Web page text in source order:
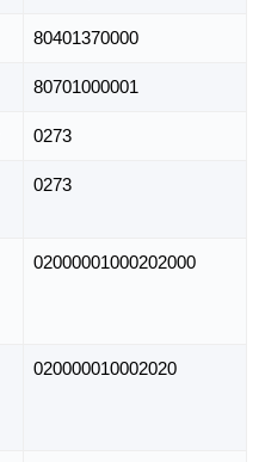
80401370000
80701000001
0273
0273
02000001000202000
020000010002020